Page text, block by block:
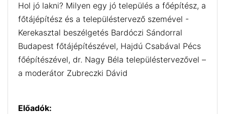
Hol jó lakni? Milyen egy jó település a főépítész, a
főtájépítész és a településtervező szemével -
Kerekasztal beszélgetés Bardóczi Sándorral
Budapest főtájépítészével, Hajdú Csabával Pécs
főépítészével, dr. Nagy Béla településtervezővel –
a moderátor Zubreczki Dávid
Előadók: